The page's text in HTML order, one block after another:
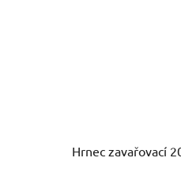
Hrnec zavařovací